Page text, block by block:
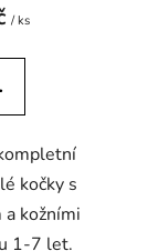
/ ks
kočky s
kožními
1-7 let.